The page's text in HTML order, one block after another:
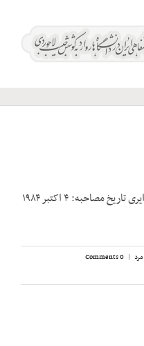
روایت‌کننده: آقای دکتر شمس‌الدین جزایری تاریخ مصاحبه: ۴ اکتبر ۱۹۸۴
مرد |
0 Comments